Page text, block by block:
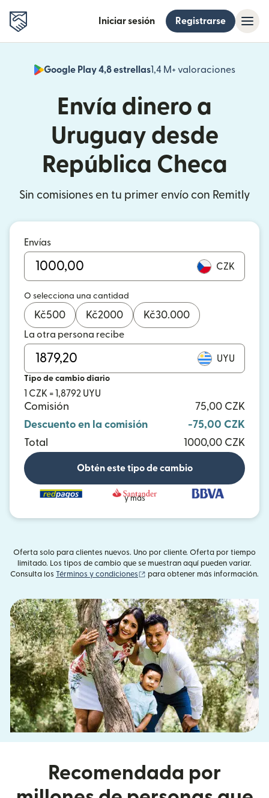
Iniciar sesión Registrarse
Google Play 4,8 estrellas1,4 M+ valoraciones
(se
Envía dinero a
Uruguay desde
República Checa
Sin comisiones en tu primer envío con Remitly
Envías
CZK
O selecciona una cantidad
Kč500 Kč2000 Kč30.000
La otra persona recibe
UYU
Tipo de cambio diario
1 CZK = 1,8792 UYU
Comisión
75,00 CZK
Descuento en la comisión
-75,00 CZK
Total
1000,00 CZK
Obtén este tipo de cambio
y más
Oferta solo para clientes nuevos. Uno por cliente. Oferta por tiempo
limitado. Los tipos de cambio que se muestran aquí pueden variar.
Consulta los Términos y condiciones (se abre en una ventana nueva)
para obtener más información.
Recomendada por